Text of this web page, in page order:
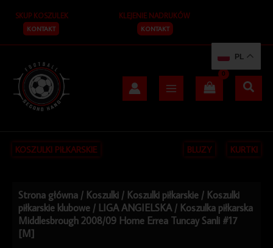
treści
SKUP KOSZULEK
KONTAKT
KLEJENIE NADRUKÓW
KONTAKT
KOSZULKI PIŁKARSKIE BLUZY KURTKI
Strona główna / Koszulki / Koszulki piłkarskie / Koszulki
piłkarskie klubowe / LIGA ANGIELSKA / Koszulka piłkarska
Middlesbrough 2008/09 Home Errea Tuncay Sanli #17
[M]
PL